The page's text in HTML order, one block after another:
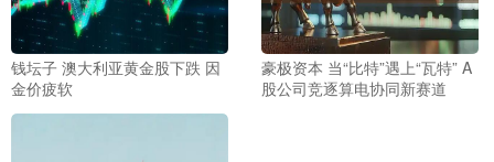
钱坛子 澳大利亚黄金股下跌 因
金价疲软
豪极资本 当“比特”遇上“瓦特” A
股公司竞逐算电协同新赛道